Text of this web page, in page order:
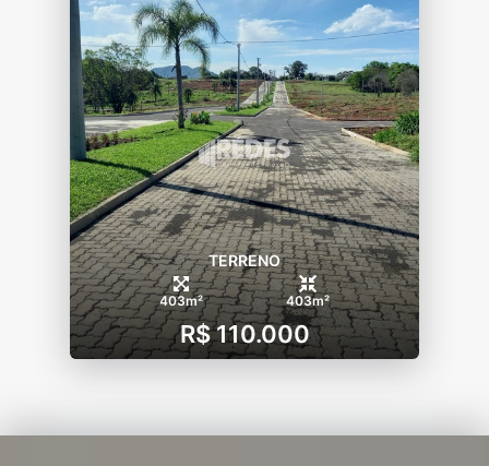
TERRENO
403m² 403m²
R$ 110.000